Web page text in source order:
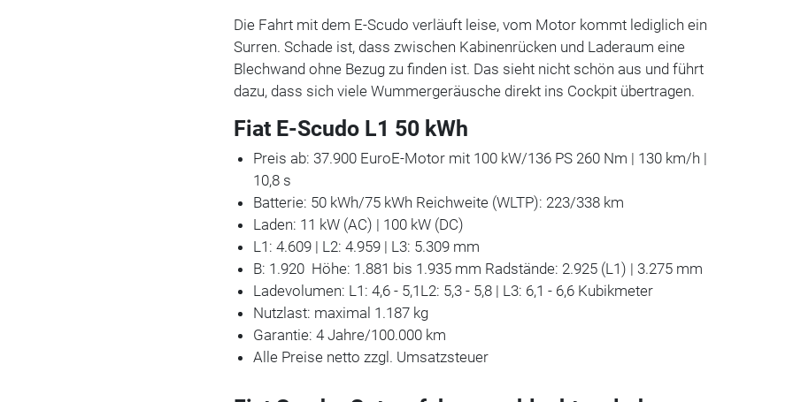
Die Fahrt mit dem E-Scudo verläuft leise, vom Motor kommt lediglich ein
Surren. Schade ist, dass zwischen Kabinenrücken und Laderaum eine
Blechwand ohne Bezug zu finden ist. Das sieht nicht schön aus und führt
dazu, dass sich viele Wummergeräusche direkt ins Cockpit übertragen.
Fiat E-Scudo L1 50 kWh
Preis ab: 37.900 EuroE-Motor mit 100 kW/136 PS 260 Nm | 130 km/h |
10,8 s
Batterie: 50 kWh/75 kWh Reichweite (WLTP): 223/338 km
Laden: 11 kW (AC) | 100 kW (DC)
L1: 4.609 | L2: 4.959 | L3: 5.309 mm
B: 1.920 Höhe: 1.881 bis 1.935 mm Radstände: 2.925 (L1) | 3.275 mm
Ladevolumen: L1: 4,6 - 5,1L2: 5,3 - 5,8 | L3: 6,1 - 6,6 Kubikmeter
Nutzlast: maximal 1.187 kg
Garantie: 4 Jahre/100.000 km
Alle Preise netto zzgl. Umsatzsteuer